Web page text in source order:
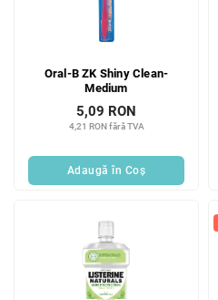
Oral-B ZK Shiny Clean-
Medium
4,21 RON fără TVA
5,09 RON
Adaugă în Coş